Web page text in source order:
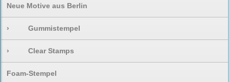
Neue Motive aus Berlin
› Gummistempel
› Clear Stamps
Foam-Stempel